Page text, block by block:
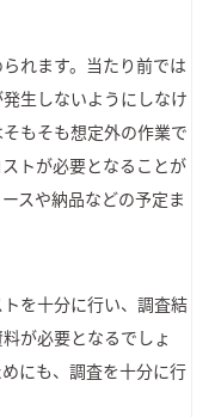
れます。当たり前では
生しないようにしなけ
もそも想定外の作業で
トが必要となることが
スや納品などの予定ま
を十分に行い、調査結
が必要となるでしょ
にも、調査を十分に行